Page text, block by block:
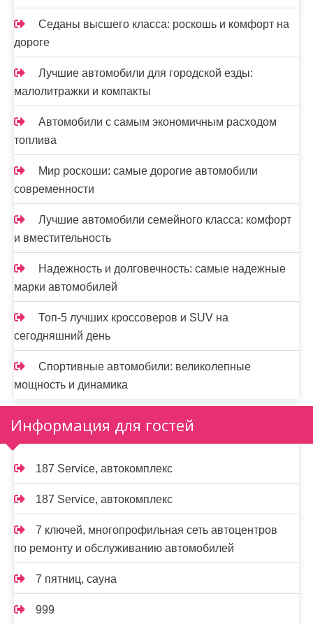
Седаны высшего класса: роскошь и комфорт на
дороге
Лучшие автомобили для городской езды:
малолитражки и компакты
Автомобили с самым экономичным расходом
топлива
Мир роскоши: самые дорогие автомобили
современности
Лучшие автомобили семейного класса: комфорт
и вместительность
Надежность и долговечность: самые надежные
марки автомобилей
Топ-5 лучших кроссоверов и SUV на
сегодняшний день
Спортивные автомобили: великолепные
мощность и динамика
Информация для гостей
187 Service, автокомплекс
187 Service, автокомплекс
7 ключей, многопрофильная сеть автоцентров
по ремонту и обслуживанию автомобилей
7 пятниц, сауна
999